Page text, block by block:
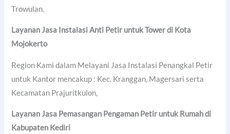
Trowulan.
Layanan Jasa Instalasi Anti Petir untuk Tower di Kota
Mojokerto
Region Kami dalam Melayani Jasa Instalasi Penangkal Petir
untuk Kantor mencakup : Kec. Kranggan, Magersari serta
Kecamatan Prajuritkulon,
Layanan Jasa Pemasangan Pengaman Petir untuk Rumah di
Kabupaten Kediri